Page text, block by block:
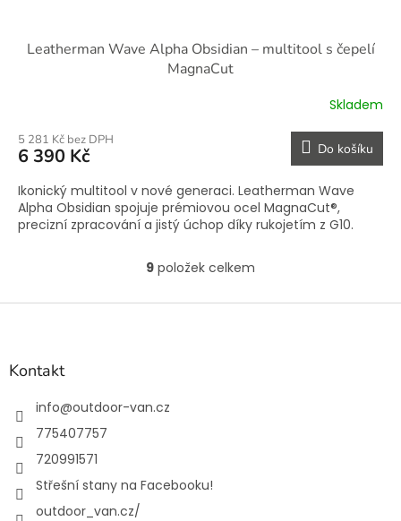
Leatherman Wave Alpha Obsidian – multitool s čepelí
MagnaCut
Skladem
5 281 Kč bez DPH
6 390 Kč Do košíku
Ikonický multitool v nové generaci. Leatherman Wave
Alpha Obsidian spojuje prémiovou ocel MagnaCut®,
precizní zpracování a jistý úchop díky rukojetím z G10.
O
l
y
v
9 položek celkem
Z
Kontakt
info@outdoor-van.cz
775407757
720991571
Střešní stany na Facebooku!
outdoor_van.cz/